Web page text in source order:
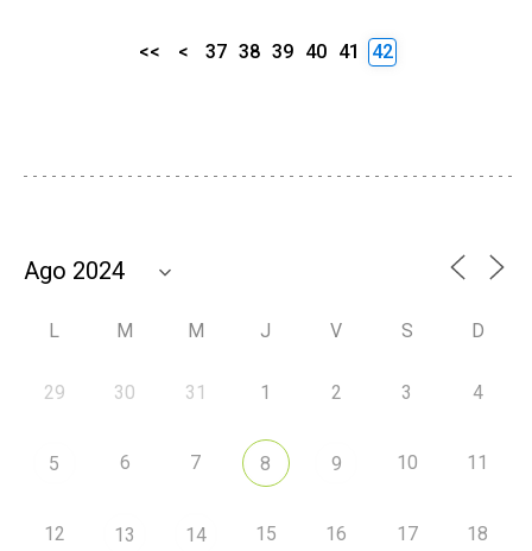
<< < 37 38 39 40 41 42
L M M J V S D
29 30 31 1 2 3 4
5 6 7 8 9 10 11
12 13 14 15 16 17 18